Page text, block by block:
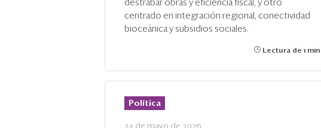
destrabar obras y eficiencia fiscal, y otro
centrado en integración regional, conectividad
bioceánica y subsidios sociales.
Lectura de 1 min
Política
24 de mayo de 2026